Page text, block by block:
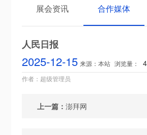
展会资讯 合作媒体
人民日报
2025-12-15 来源：本站 浏览量：
作者：超级管理员
上一篇： 澎拜网